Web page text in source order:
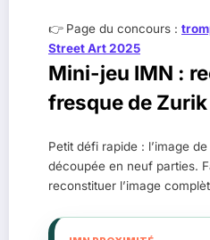
👉 Page du concours :
Street Art 2025
Mini-jeu IMN :
fresque de Zurik
Petit défi rapide : l’image
découpée en neuf parties.
reconstituer l’image